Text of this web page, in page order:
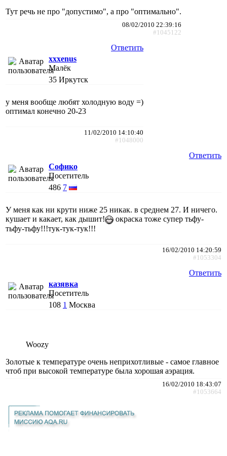
Тут речь не про "допустимо", а про "оптимально".
08/02/2010 22:39:16
#1045122
Ответить
xxxenus
Малёк
35 Иркутск
у меня вообще любят холодную воду =)
оптимал конечно 20-23
11/02/2010 14:10:40
#1048000
Ответить
Софико
Посетитель
486 7
У меня как ни крути ниже 25 никак. в среднем 27. И ничего.
кушает и какает, как дышит!
окраска тоже супер тьфу-
тьфу-тьфу!!!тук-тук-тук!!!
16/02/2010 14:20:59
#1053304
Ответить
казявка
Посетитель
108 1 Москва
Woozy
Золотые к температуре очень неприхотливые - самое главное
чтоб при высокой температуре была хорошая аэрация.
16/02/2010 18:43:07
#1053664